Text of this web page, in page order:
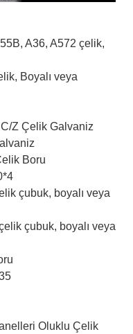
A36, A572 çelik,
Boyalı veya
Z Çelik Galvaniz
Boru
çubuk, boyalı veya
çubuk, boyalı veya
Oluklu Çelik